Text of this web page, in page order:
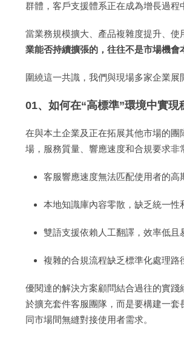
群體，客戶支援體系正在成為增長過程
當業務規模擴大、產品複雜度提升、使
業能否持續擴張的，往往不是市場機會
圍繞這一共識，我們與現場多家企業展
01、如何在“高標準”環境中實現
在與本土企業及正在拓展其他市場的
場，服務質量、響應速度和合規要求非
客服響應速度無法匹配使用者的高
本地知識庫內容零散，缺乏統一性
雙語支援依賴人工翻譯，效率低且
複雜的合規流程缺乏標準化處理路
優閱達的解決方案顧問結合過往的實
於擴充套件客服團隊，而是要構建一
同市場間無縫對接使用者需求。